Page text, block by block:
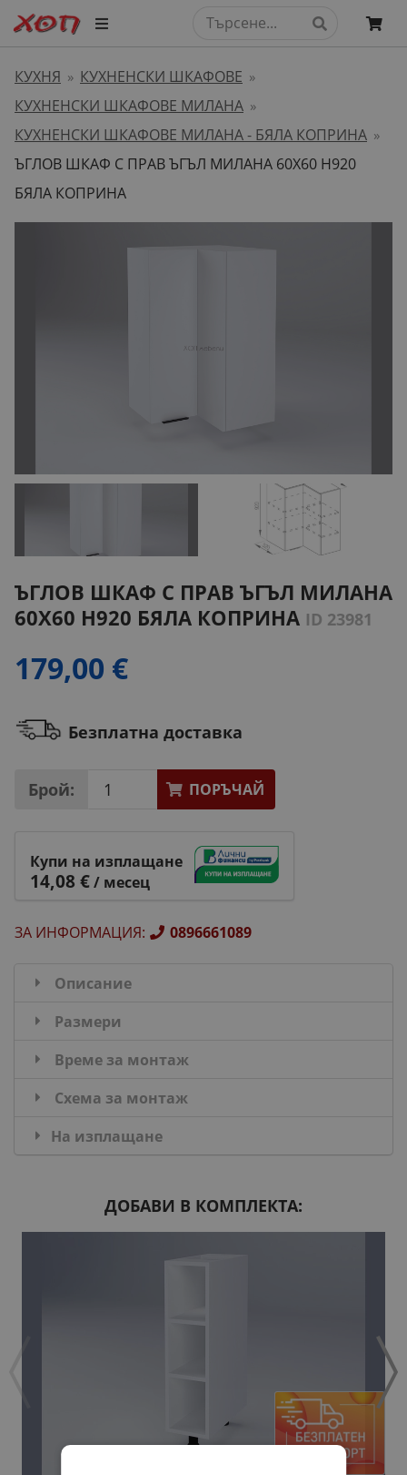
КУХНЯ » КУХНЕНСКИ ШКАФОВЕ »
КУХНЕНСКИ ШКАФОВЕ МИЛАНА »
КУХНЕНСКИ ШКАФОВЕ МИЛАНА - БЯЛА КОПРИНА »
ЪГЛОВ ШКАФ С ПРАВ ЪГЪЛ МИЛАНА 60Х60 H920
БЯЛА КОПРИНА
ЪГЛОВ ШКАФ С ПРАВ ЪГЪЛ МИЛАНА
60Х60 H920 БЯЛА КОПРИНА ID 23981
179,00 €
Безплатна доставка
Брой: ПОРЪЧАЙ
Купи на изплащане
14,08 €/ месец
ЗА ИНФОРМАЦИЯ: 0896661089
Описание
Размери
Време за монтаж
Схема за монтаж
На изплащане
ДОБАВИ В КОМПЛЕКТА: